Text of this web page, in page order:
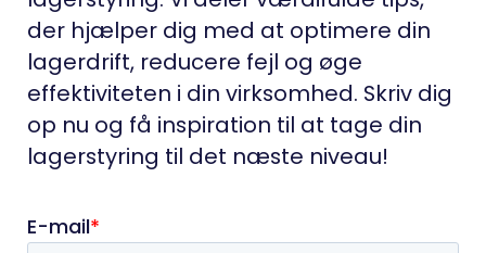
der hjælper dig med at optimere din
lagerdrift, reducere fejl og øge
effektiviteten i din virksomhed. Skriv dig
op nu og få inspiration til at tage din
lagerstyring til det næste niveau!